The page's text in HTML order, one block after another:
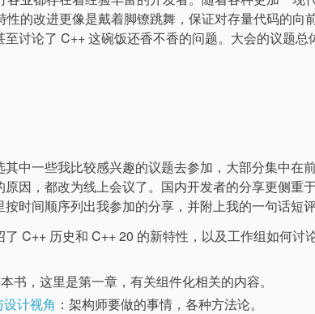
的改进更像是戴着脚镣跳舞，保证对存量代码的向
讨论了 C++ 这碗饭还香不香的问题。大会的议题总
中一些我比较感兴趣的议题去参加，大部分集中在
因，都改为线上会议了。国内开发者的分享更侧重
时间顺序列出我参加的分享，并附上我的一句话短评
了 C++ 历史和 C++ 20 的新特性，以及工作组如何讨
书，这里是第一章，有关组件化相关的内容。
计视角 ：架构师要做的事情，各种方法论。